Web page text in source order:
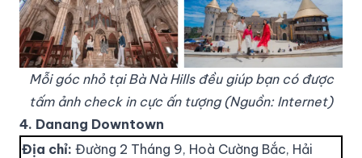
Mỗi góc nhỏ tại Bà Nà Hills đều giúp bạn có được
tấm ảnh check in cực ấn tượng (Nguồn: Internet)
4. Danang Downtown
Địa chỉ: Đường 2 Tháng 9, Hoà Cường Bắc, Hải